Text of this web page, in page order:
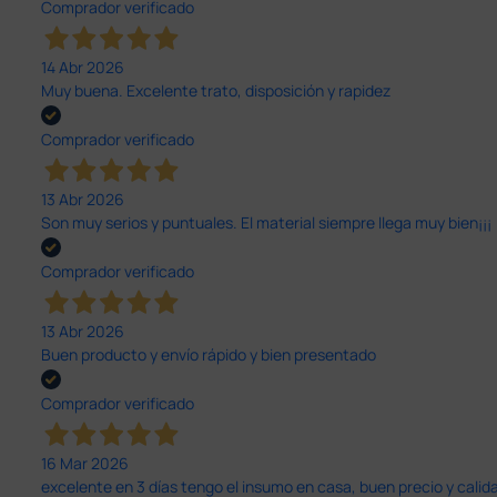
Comprador verificado
14 Abr 2026
Muy buena. Excelente trato, disposición y rapidez
Comprador verificado
13 Abr 2026
Son muy serios y puntuales. El material siempre llega muy bien¡¡¡
Comprador verificado
13 Abr 2026
Buen producto y envío rápido y bien presentado
Comprador verificado
16 Mar 2026
excelente en 3 días tengo el insumo en casa, buen precio y